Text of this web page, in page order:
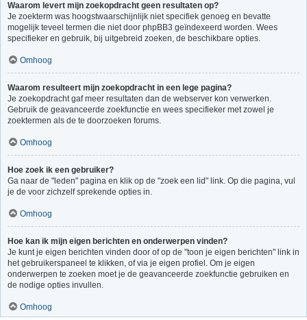
Waarom levert mijn zoekopdracht geen resultaten op?
Je zoekterm was hoogstwaarschijnlijk niet specifiek genoeg en bevatte
mogelijk teveel termen die niet door phpBB3 geïndexeerd worden. Wees
specifieker en gebruik, bij uitgebreid zoeken, de beschikbare opties.
Omhoog
Waarom resulteert mijn zoekopdracht in een lege pagina?
Je zoekopdracht gaf meer resultaten dan de webserver kon verwerken.
Gebruik de geavanceerde zoekfunctie en wees specifieker met zowel je
zoektermen als de te doorzoeken forums.
Omhoog
Hoe zoek ik een gebruiker?
Ga naar de "leden" pagina en klik op de "zoek een lid" link. Op die pagina, vul
je de voor zichzelf sprekende opties in.
Omhoog
Hoe kan ik mijn eigen berichten en onderwerpen vinden?
Je kunt je eigen berichten vinden door of op de "toon je eigen berichten" link in
het gebruikerspaneel te klikken, of via je eigen profiel. Om je eigen
onderwerpen te zoeken moet je de geavanceerde zoekfunctie gebruiken en
de nodige opties invullen.
Omhoog